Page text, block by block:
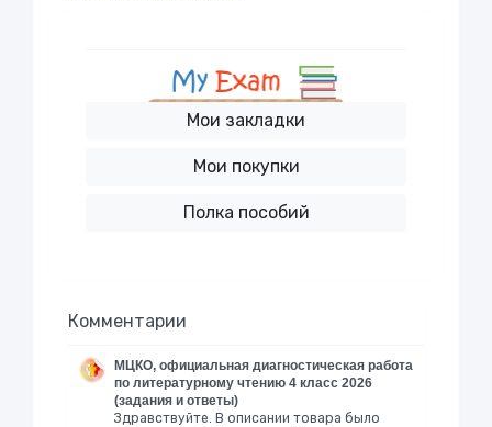
Мои закладки
Мои покупки
Полка пособий
Комментарии
МЦКО, официальная диагностическая работа
по литературному чтению 4 класс 2026
(задания и ответы)
Здравствуйте. В описании товара было